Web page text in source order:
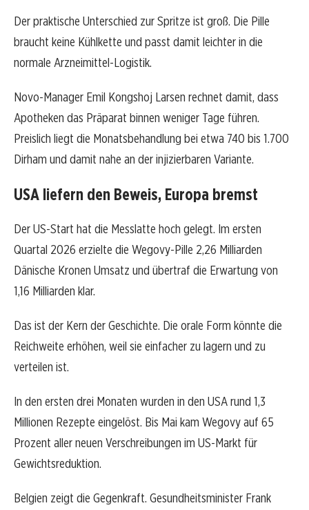
Der praktische Unterschied zur Spritze ist groß. Die Pille
braucht keine Kühlkette und passt damit leichter in die
normale Arzneimittel-Logistik.
Novo-Manager Emil Kongshoj Larsen rechnet damit, dass
Apotheken das Präparat binnen weniger Tage führen.
Preislich liegt die Monatsbehandlung bei etwa 740 bis 1.700
Dirham und damit nahe an der injizierbaren Variante.
USA liefern den Beweis, Europa bremst
Der US-Start hat die Messlatte hoch gelegt. Im ersten
Quartal 2026 erzielte die Wegovy-Pille 2,26 Milliarden
Dänische Kronen Umsatz und übertraf die Erwartung von
1,16 Milliarden klar.
Das ist der Kern der Geschichte. Die orale Form könnte die
Reichweite erhöhen, weil sie einfacher zu lagern und zu
verteilen ist.
In den ersten drei Monaten wurden in den USA rund 1,3
Millionen Rezepte eingelöst. Bis Mai kam Wegovy auf 65
Prozent aller neuen Verschreibungen im US-Markt für
Gewichtsreduktion.
Belgien zeigt die Gegenkraft. Gesundheitsminister Frank